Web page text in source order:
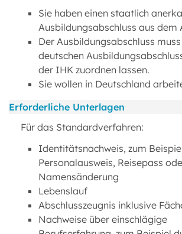
Sie haben einen staatlich
Ausbildungsabschluss aus dem
Der Ausbildungsabschluss
deutschen
der IHK zuordnen lassen.
Sie wollen in Deutschland
Erforderliche Unterlagen
Für das Standardverfahren:
Identitätsnachweis, zum
Personalausweis, Reisepass
Namensänderung
Lebenslauf
Abschlusszeugnis inklusive
Nachweise über einschlägige